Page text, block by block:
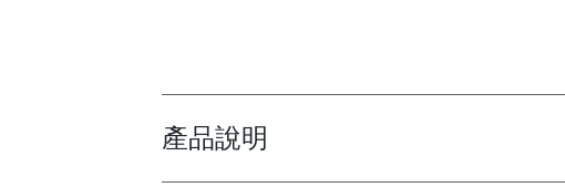
Toggle overview
產品說明